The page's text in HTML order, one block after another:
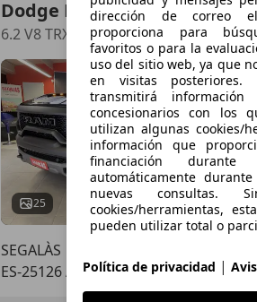
Dodge RAM
6.2 V8 TRX AWD
25
SEGALÀS
ES-25126 ALMENAR
dirección de correo
proporciona para
favoritos o para la
uso del sitio web, ya que
en visitas posteriores.
transmitirá
concesionarios con los
utilizan algunas cookies/
información que
financiación
automáticamente
nuevas
cookies/herramientas,
pueden utilizar total o
Política de privacidad |